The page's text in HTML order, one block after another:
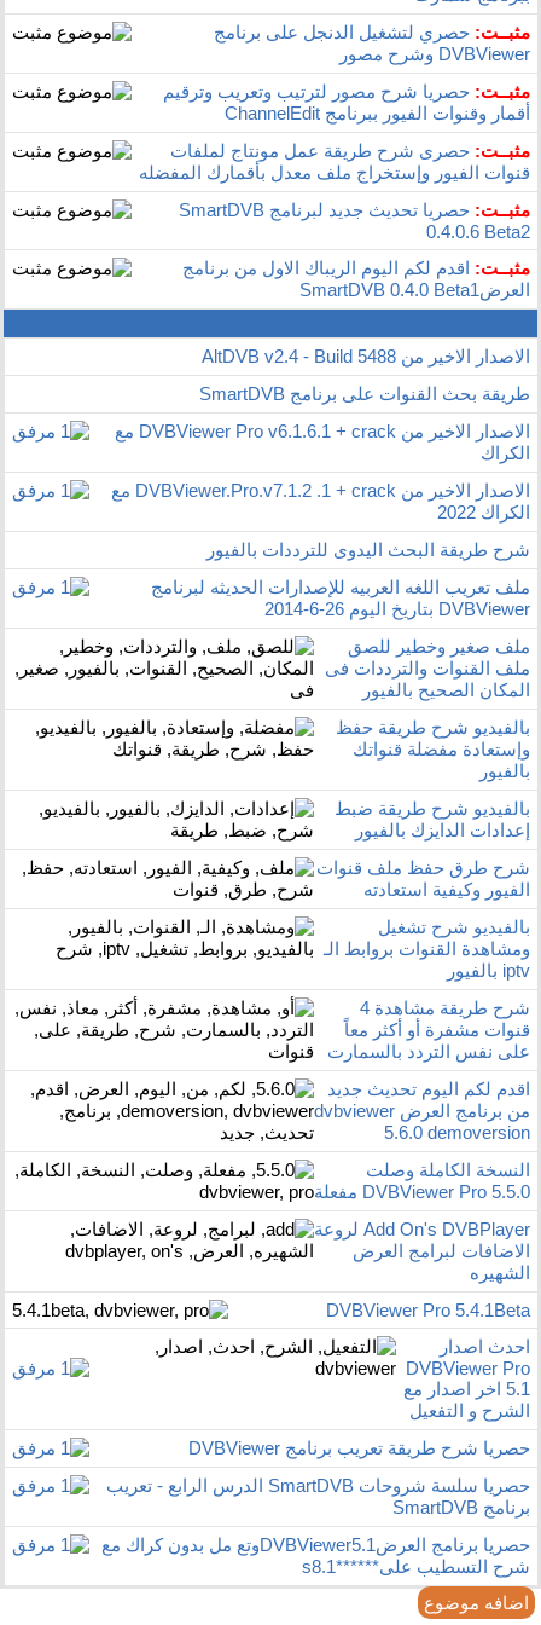
مثبــت: حصري لتشغيل الدنجل على برنامج
DVBViewer وشرح مصور
مثبــت: حصريا شرح مصور لترتيب وتعريب وترقيم
أقمار وقنوات الفيور ببرنامج ChannelEdit
مثبــت: حصرى شرح طريقة عمل مونتاج لملفات
قنوات الفيور وإستخراج ملف معدل بأقمارك المفضله
مثبــت:
حصريا تحديث جديد لبرنامج SmartDVB
0.4.0.6 Beta2
مثبــت: اقدم لكم اليوم الريباك الاول من برنامج
العرضSmartDVB 0.4.0 Beta1
الاصدار الاخير من AltDVB v2.4 - Build 5488
طريقة بحث القنوات على برنامج SmartDVB
الاصدار الاخير من DVBViewer Pro v6.1.6.1 + crack مع
الكراك
الاصدار الاخير من DVBViewer.Pro.v7.1.2 .1 + crack مع
الكراك 2022
شرح طريقة البحث اليدوى للترددات بالفيور
ملف تعريب اللغه العربيه للإصدارات الحديثه لبرنامج
DVBViewer بتاريخ اليوم 26-6-2014
ملف صغير وخطير للصق
ملف القنوات والترددات فى
المكان الصحيح بالفيور
بالفيديو شرح طريقة حفظ
وإستعادة مفضلة قنواتك
بالفيور
بالفيديو شرح طريقة ضبط
إعدادات الدايزك بالفيور
شرح طرق حفظ ملف قنوات
الفيور وكيفية استعادته
بالفيديو شرح تشغيل
ومشاهدة القنوات بروابط الـ
iptv بالفيور
شرح طريقة مشاهدة 4
قنوات مشفرة أو أكثر معاً
على نفس التردد بالسمارت
اقدم لكم اليوم تحديث جديد
من برنامج العرض dvbviewer
5.6.0 demoversion
النسخة الكاملة وصلت
DVBViewer Pro 5.5.0 مفعلة
Add On's DVBPlayer لروعة
الاضافات لبرامج العرض
الشهيره
DVBViewer Pro 5.4.1Beta
احدث اصدار
DVBViewer Pro
5.1 اخر اصدار مع
الشرح و التفعيل
حصريا شرح طريقة تعريب برنامج DVBViewer
حصريا سلسة شروحات SmartDVB الدرس الرابع - تعريب
برنامج SmartDVB
حصريا برنامج العرضDVBViewer5.1وتع مل بدون كراك مع
شرح التسطيب على******s8.1
اضافه موضوع